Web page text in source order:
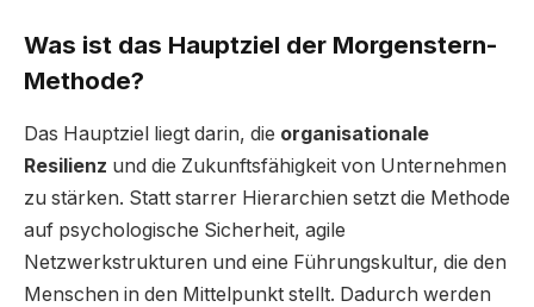
Was ist das Hauptziel der Morgenstern-
Methode?
Das Hauptziel liegt darin, die organisationale
Resilienz und die Zukunftsfähigkeit von Unternehmen
zu stärken. Statt starrer Hierarchien setzt die Methode
auf psychologische Sicherheit, agile
Netzwerkstrukturen und eine Führungskultur, die den
Menschen in den Mittelpunkt stellt. Dadurch werden